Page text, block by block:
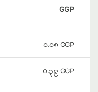
GGP
၀.၀၈ GGP
၀.၃၉ GGP